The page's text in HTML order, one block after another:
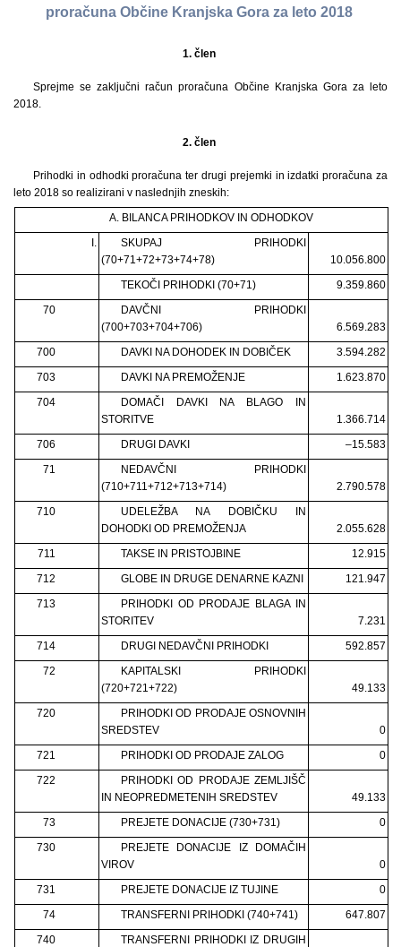
proračuna Občine Kranjska Gora za leto 2018
1. člen
Sprejme se zaključni račun proračuna Občine Kranjska Gora za leto
2018.
2. člen
Prihodki in odhodki proračuna ter drugi prejemki in izdatki proračuna za
leto 2018 so realizirani v naslednjih zneskih:
A. BILANCA PRIHODKOV IN ODHODKOV
I.
SKUPAJ PRIHODKI
(70+71+72+73+74+78)
10.056.800
TEKOČI PRIHODKI (70+71)
9.359.860
70
DAVČNI PRIHODKI
(700+703+704+706)
6.569.283
700
DAVKI NA DOHODEK IN DOBIČEK
3.594.282
703
DAVKI NA PREMOŽENJE
1.623.870
704
DOMAČI DAVKI NA BLAGO IN
STORITVE
1.366.714
706
DRUGI DAVKI
–15.583
71
NEDAVČNI PRIHODKI
(710+711+712+713+714)
2.790.578
710
UDELEŽBA NA DOBIČKU IN
DOHODKI OD PREMOŽENJA
2.055.628
711
TAKSE IN PRISTOJBINE
12.915
712
GLOBE IN DRUGE DENARNE KAZNI
121.947
713
PRIHODKI OD PRODAJE BLAGA IN
STORITEV
7.231
714
DRUGI NEDAVČNI PRIHODKI
592.857
72
KAPITALSKI PRIHODKI
(720+721+722)
49.133
720
PRIHODKI OD PRODAJE OSNOVNIH
SREDSTEV
0
721
PRIHODKI OD PRODAJE ZALOG
0
722
PRIHODKI OD PRODAJE ZEMLJIŠČ
IN NEOPREDMETENIH SREDSTEV
49.133
73
PREJETE DONACIJE (730+731)
0
730
PREJETE DONACIJE IZ DOMAČIH
VIROV
0
731
PREJETE DONACIJE IZ TUJINE
0
74
TRANSFERNI PRIHODKI (740+741)
647.807
740
TRANSFERNI PRIHODKI IZ DRUGIH